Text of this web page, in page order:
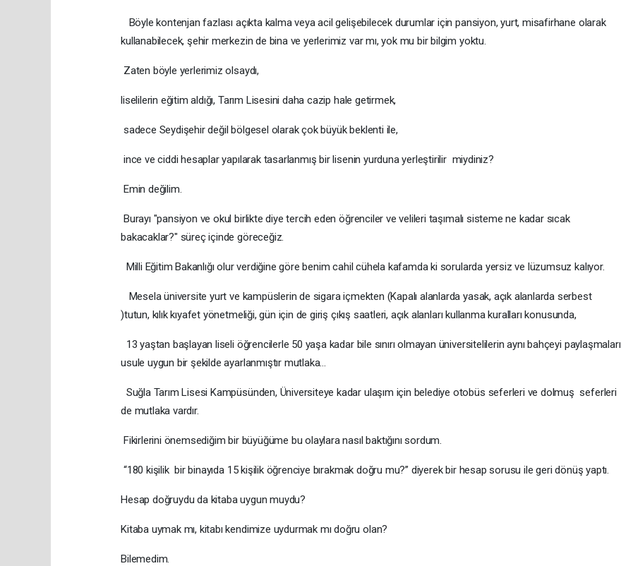
Böyle kontenjan fazlası açıkta kalma veya acil gelişebilecek durumlar için pansiyon, yurt, misafirhane olarak
kullanabilecek, şehir merkezin de bina ve yerlerimiz var mı, yok mu bir bilgim yoktu.
Zaten böyle yerlerimiz olsaydı,
liselilerin eğitim aldığı, Tarım Lisesini daha cazip hale getirmek,
sadece Seydişehir değil bölgesel olarak çok büyük beklenti ile,
ince ve ciddi hesaplar yapılarak tasarlanmış bir lisenin yurduna yerleştirilir miydiniz?
Emin değilim.
Burayı "pansiyon ve okul birlikte diye tercih eden öğrenciler ve velileri taşımalı sisteme ne kadar sıcak
bakacaklar?" süreç içinde göreceğiz.
Milli Eğitim Bakanlığı olur verdiğine göre benim cahil cühela kafamda ki sorularda yersiz ve lüzumsuz kalıyor.
Mesela üniversite yurt ve kampüslerin de sigara içmekten (Kapalı alanlarda yasak, açık alanlarda serbest
)tutun, kılık kıyafet yönetmeliği, gün için de giriş çıkış saatleri, açık alanları kullanma kuralları konusunda,
13 yaştan başlayan liseli öğrencilerle 50 yaşa kadar bile sınırı olmayan üniversitelilerin aynı bahçeyi paylaşmaları
usule uygun bir şekilde ayarlanmıştır mutlaka…
Suğla Tarım Lisesi Kampüsünden, Üniversiteye kadar ulaşım için belediye otobüs seferleri ve dolmuş seferleri
de mutlaka vardır.
Fikirlerini önemsediğim bir büyüğüme bu olaylara nasıl baktığını sordum.
“180 kişilik bir binayıda 15 kişilik öğrenciye bırakmak doğru mu?” diyerek bir hesap sorusu ile geri dönüş yaptı.
Hesap doğruydu da kitaba uygun muydu?
Kitaba uymak mı, kitabı kendimize uydurmak mı doğru olan?
Bilemedim.